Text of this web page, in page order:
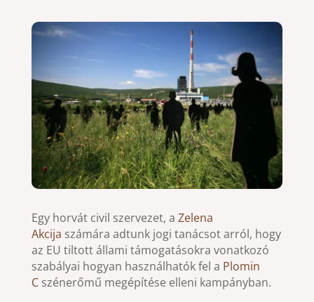
Egy horvát civil szervezet, a Zelena
Akcija számára adtunk jogi tanácsot arról, hogy
az EU tiltott állami támogatásokra vonatkozó
szabályai hogyan használhatók fel a Plomin
C szénerőmű megépítése elleni kampányban.